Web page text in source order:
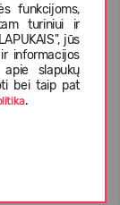
funkcijoms,
turiniui ir
jūs
informacijos
slapukų
bei taip pat
.